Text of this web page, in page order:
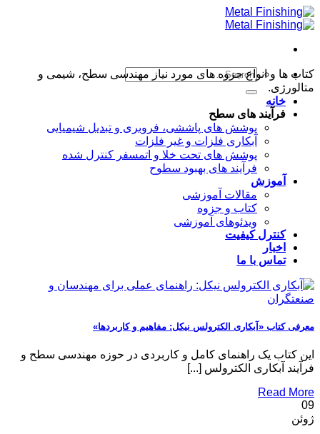
Skip
to
خانه
فرآیند های سطح
پوشش های پاششی، فروبری و تبدیل شیمیایی
آبکاری فلزات و غیر فلزات
پوشش های تحت خلا و اتمسفر کنترل شده
فرآیند های بهبود سطوح
آموزش
مقالات آموزشی
کتاب و جزوه
ویدئوهای آموزشی
کنترل کیفیت
اخبار
تماس با ما
کتاب ها و انواع جزوه های مورد نیاز مهندسی سطح، شیمی و
متالورژی.
معرفی کتاب «آبکاری الکترولس نیکل: مفاهیم و کاربردها»
این کتاب یک راهنمای کامل و کاربردی در حوزه مهندسی سطح و
فرآیند آبکاری الکترولس [...]
Read More
09
ژوئن